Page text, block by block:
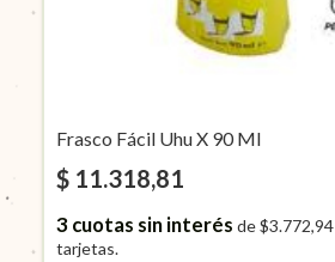
Frasco Fácil Uhu X 90 Ml
$ 11.318,81
3cuotas sin interés de$3.772,94
tarjetas.